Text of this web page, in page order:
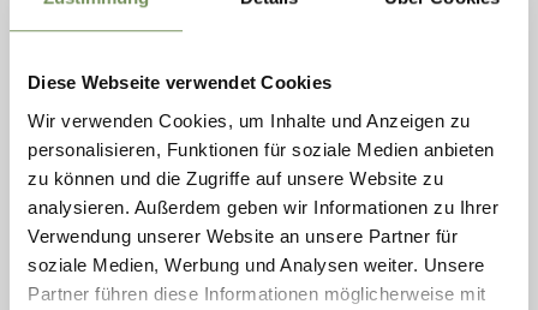
Diese Webseite verwendet Cookies
Wir verwenden Cookies, um Inhalte und Anzeigen zu
personalisieren, Funktionen für soziale Medien anbieten
zu können und die Zugriffe auf unsere Website zu
analysieren. Außerdem geben wir Informationen zu Ihrer
Verwendung unserer Website an unsere Partner für
soziale Medien, Werbung und Analysen weiter. Unsere
Partner führen diese Informationen möglicherweise mit
MEHR LESEN